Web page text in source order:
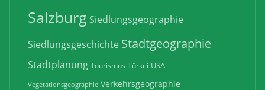
Salzburg Siedlungsgeographie
Siedlungsgeschichte Stadtgeographie
Stadtplanung Tourismus Türkei USA
Vegetationsgeographie Verkehrsgeographie